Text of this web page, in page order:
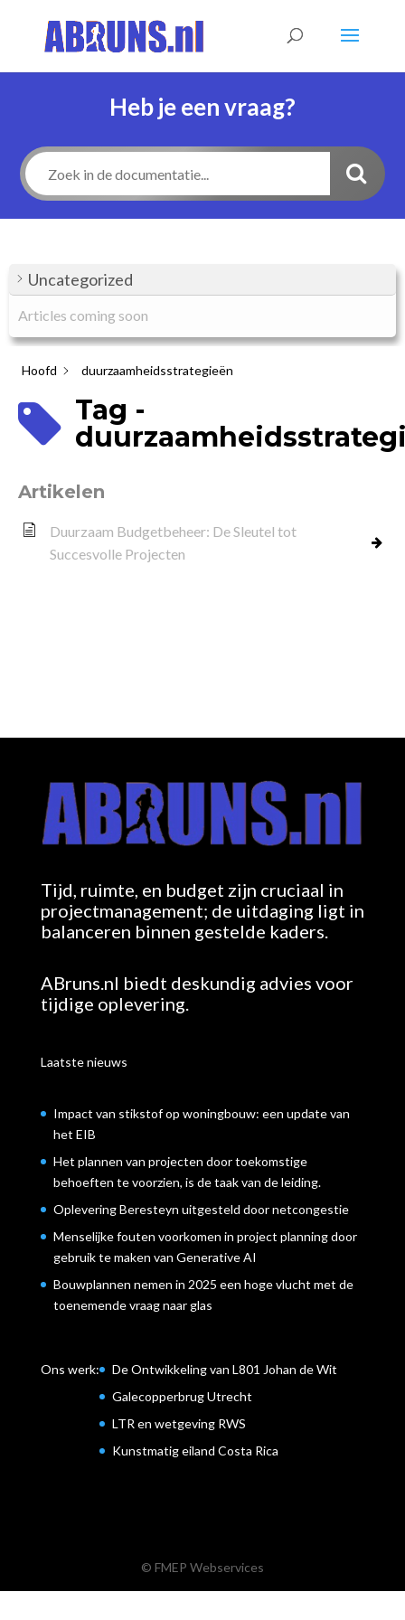
Heb je een vraag?
Uncategorized
Articles coming soon
Hoofd duurzaamheidsstrategieën
Tag -
Artikelen
Duurzaam Budgetbeheer: De Sleutel tot
Succesvolle Projecten
Tijd, ruimte, en budget zijn cruciaal in
projectmanagement; de uitdaging ligt in
balanceren binnen gestelde kaders.
ABruns.nl biedt deskundig advies voor
tijdige oplevering.
Laatste nieuws
Impact van stikstof op woningbouw: een update van
het EIB
Het plannen van projecten door toekomstige
behoeften te voorzien, is de taak van de leiding.
Oplevering Beresteyn uitgesteld door netcongestie
Menselijke fouten voorkomen in project planning door
gebruik te maken van Generative AI
Bouwplannen nemen in 2025 een hoge vlucht met de
toenemende vraag naar glas
Ons werk:
De Ontwikkeling van L801 Johan de Wit
Galecopperbrug Utrecht
LTR en wetgeving RWS
Kunstmatig eiland Costa Rica
© FMEP Webservices